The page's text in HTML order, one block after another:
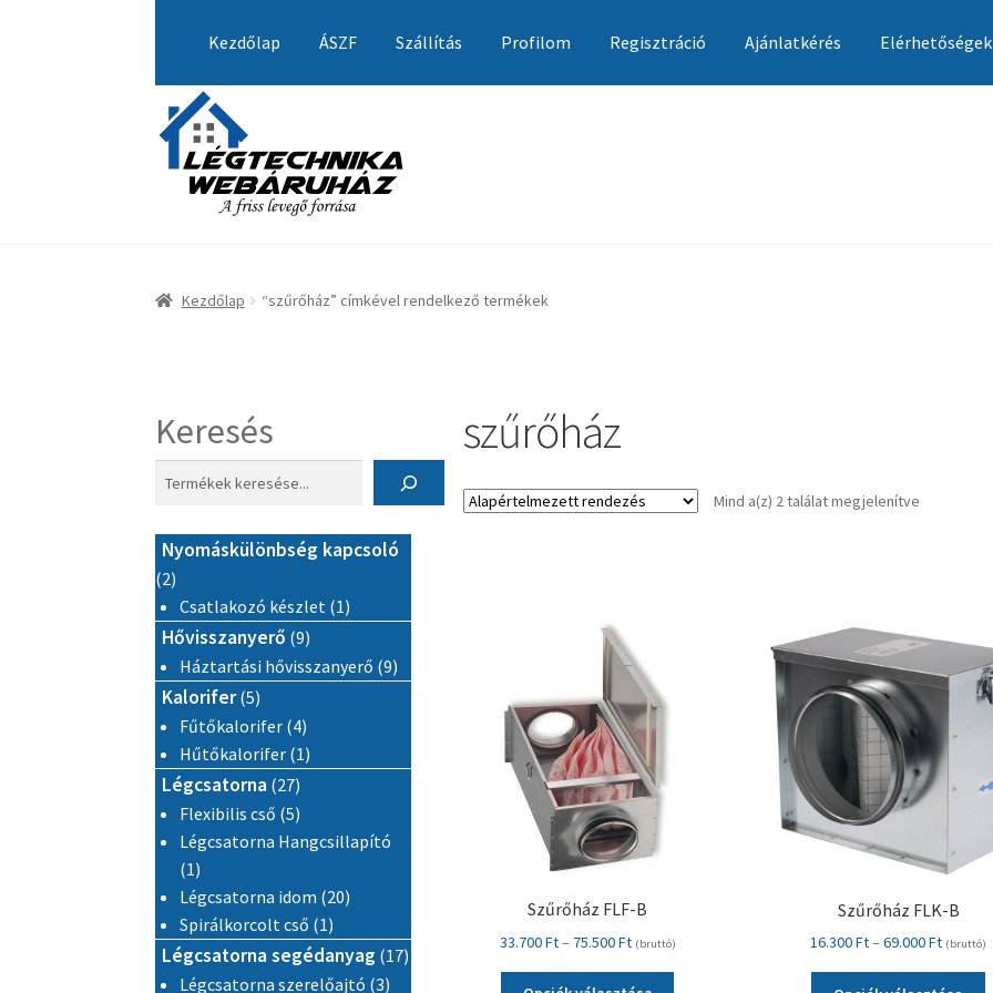
Kezdőlap ÁSZF Szállítás Profilom Regisztráció Ajánlatkérés Elérhetőségek
KezdőlapA fiókom
Visszatérítési tájékoztató
Kezdőlap “szűrőház” címkével rendelkező termékek
szűrőház
Mind a(z) 2 találat megjelenítve
Szűrőház FLF-B
33.700Ft– 75.500FtÁrtartomány:
(bruttó)
Szűrőház FLK-B
16.300Ft– 69.000Ft (bruttó)
Keresés
Nyomáskülönbség kapcsoló
22 termék
Csatlakozó készlet 11 termék
Hővisszanyerő 99 termék
Háztartási hővisszanyerő 99 termék
Kalorifer 55 termék
Fűtőkalorifer 44 termék
Hűtőkalorifer 11 termék
Légcsatorna 2727 termék
Flexibilis cső 55 termék
Légcsatorna Hangcsillapító
11 termék
Légcsatorna idom 2020 termék
Spirálkorcolt cső 11 termék
Légcsatorna segédanyag 1717 termék
Légcsatorna szerelőajtó 33 termék